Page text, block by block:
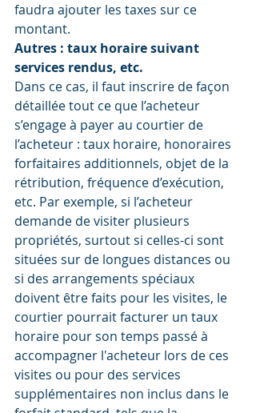
faudra ajouter les taxes sur ce
montant.
Autres : taux horaire suivant
services rendus, etc.
Dans ce cas, il faut inscrire de façon
détaillée tout ce que l’acheteur
s’engage à payer au courtier de
l’acheteur : taux horaire, honoraires
forfaitaires additionnels, objet de la
rétribution, fréquence d’exécution,
etc. Par exemple, si l’acheteur
demande de visiter plusieurs
propriétés, surtout si celles-ci sont
situées sur de longues distances ou
si des arrangements spéciaux
doivent être faits pour les visites, le
courtier pourrait facturer un taux
horaire pour son temps passé à
accompagner l'acheteur lors de ces
visites ou pour des services
supplémentaires non inclus dans le